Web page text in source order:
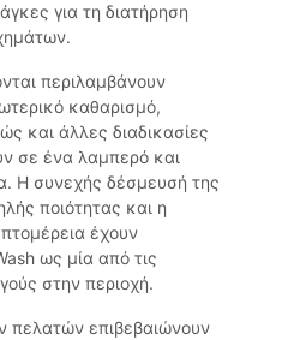
για τη διατήρηση
περιλαμβάνουν
καθαρισμό,
και άλλες διαδικασίες
σε ένα λαμπερό και
Η συνεχής δέσμευσή της
ποιότητας και η
έχουν
ως μία από τις
στην περιοχή.
πελατών επιβεβαιώνουν